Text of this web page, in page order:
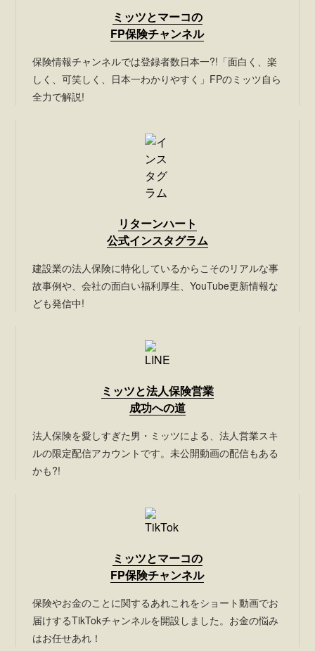
ミッツとマーコの
FP保険チャンネル
保険情報チャンネルでは登録者数日本一?!「面白く、楽
しく、可笑しく、日本一わかりやすく」FPのミッツ自ら
全力で解説!
リターンハート
公式インスタグラム
建設業の法人保険に特化しているからこそのリアルな事
故事例や、会社の面白い福利厚生、YouTube更新情報な
ども発信中!
ミッツと法人保険営業
成功への道
法人保険を愛しすぎた男・ミッツによる、法人営業スキ
ルの限定配信アカウントです。未公開動画の配信もある
かも?!
ミッツとマーコの
FP保険チャンネル
保険やお金のことに関するあれこれをショート動画でお
届けするTikTokチャンネルを開設しました。お金の悩み
はお任せあれ！